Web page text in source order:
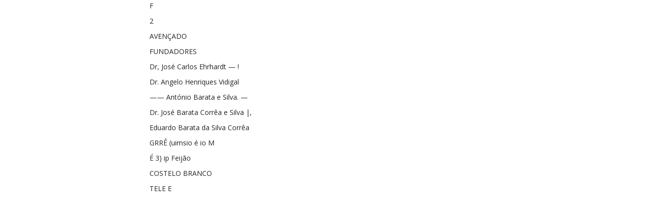
F
2
AVENÇADO
FUNDADORES
Dr, José Carlos Ehrhardt — !
Dr. Angelo Henriques Vidigal
—— António Barata e Silva. —
Dr. José Barata Corrêa e Silva |,
Eduardo Barata da Silva Corrêa
GRRÊ (uimsio é io M
É 3) ip Feijão
COSTELO BRANCO
TELE E